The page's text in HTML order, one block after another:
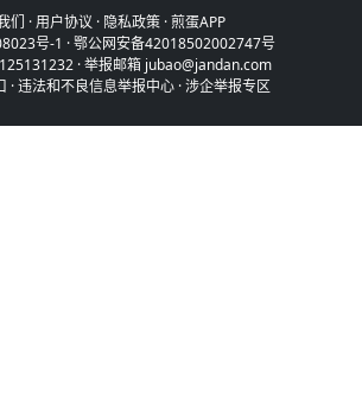
们 ·用户协议 · 隐私政策·煎蛋APP
号-1 ·鄂公网安备42018502002747号
· 举报邮箱 jubao@jandan.com
·违法和不良信息举报中心 ·涉企举报专区